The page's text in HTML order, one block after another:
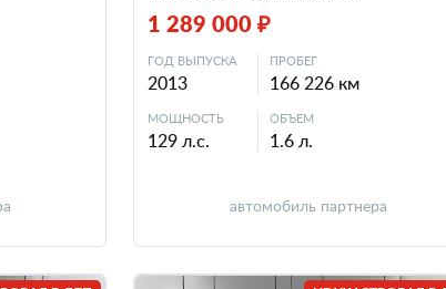
1 289 000 ₽
ГОД ВЫПУСКА
2013
ПРОБЕГ
166 226 км
МОЩНОСТЬ
129 л.с.
ОБЪЕМ
1.6 л.
автомобиль партнера